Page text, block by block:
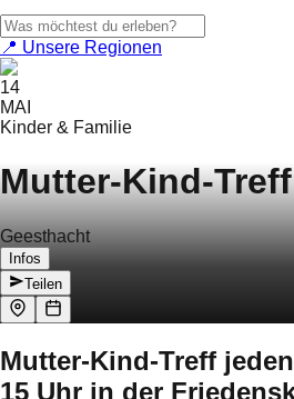
📍 Unsere Regionen
14
MAI
Kinder & Familie
Mutter-Kind-Treff
Geesthacht
Infos
Teilen
Mutter-Kind-Treff
15 Uhr in der